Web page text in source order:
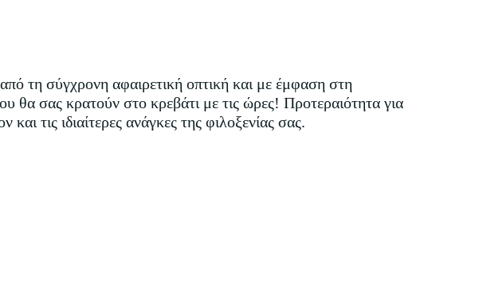
τη σύγχρονη αφαιρετική οπτική και με έμφαση στη
σας κρατούν στο κρεβάτι με τις ώρες! Προτεραιότητα για
τις ιδιαίτερες ανάγκες της φιλοξενίας σας.